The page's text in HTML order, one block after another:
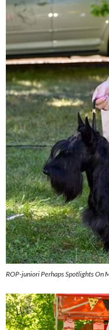
ROP-juniori Perhaps Spotlights On